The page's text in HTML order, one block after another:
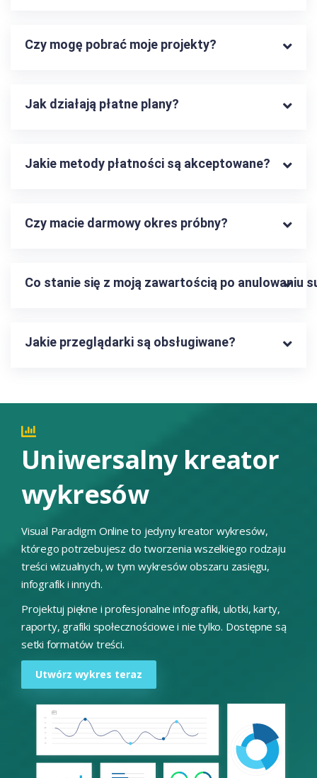
Czy mogę pobrać moje projekty?
Jak działają płatne plany?
Jakie metody płatności są akceptowane?
Czy macie darmowy okres próbny?
Co stanie się z moją zawartością po anulowaniu
Jakie przeglądarki są obsługiwane?
Uniwersalny kreator
wykresów
Visual Paradigm Online to jedyny kreator wykresów,
którego potrzebujesz do tworzenia wszelkiego rodzaju
treści wizualnych, w tym wykresów obszaru zasięgu,
infografik i innych.
Projektuj piękne i profesjonalne infografiki, ulotki, karty,
raporty, grafiki społecznościowe i nie tylko. Dostępne są
setki formatów treści.
Utwórz wykres teraz